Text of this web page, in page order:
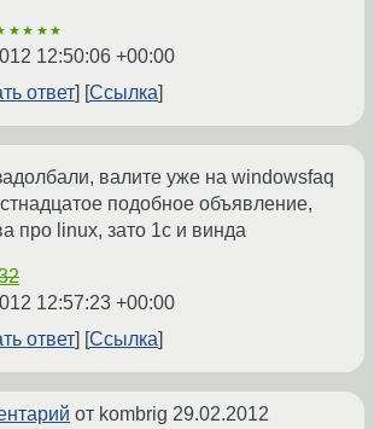
12:50:06 +00:00
ответ
Ссылка
валите уже на windowsfaq
подобное объявление,
про linux, зато 1с и винда
12:57:23 +00:00
ответ
Ссылка
от kombrig 29.02.2012